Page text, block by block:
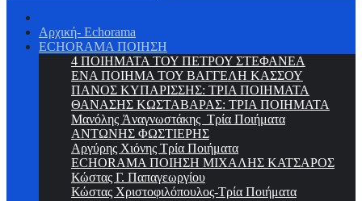
Αρχική- Echorama
ECHORAMA ΠΟΙΗΣΗ
4 ΠΟΙΗΜΑΤΑ ΤΟΥ ΠΕΤΡΟΥ ΣΤΕΦΑΝΕΑ
ΕΝΑ ΠΟΙΗΜΑ ΤΟΥ ΒΑΓΓΕΛΗ ΚΑΣΣΟΥ
ΠΑΝΟΣ ΚΥΠΑΡΙΣΣΗΣ: ΤΡΙΑ ΠΟΙΗΜΑΤΑ
ΘΑΝΑΣΗΣ ΚΩΣΤΑΒΑΡΑΣ: ΤΡΙΑ ΠΟΙΗΜΑΤΑ
Μανόλης Ἀναγνωστάκης Τρία Ποιήματα
ΑΝΤΩΝΗΣ ΦΩΣΤΙΕΡΗΣ
Αργύρης Χιόνης Τρία Ποιήματα
ECHORAMA ΠΟΙΗΣΗ ΜΙΧΑΛΗΣ ΚΑΤΣΑΡΟΣ
Κώστας Γ. Παπαγεωργίου
Κώστας Χριστοφιλόπουλος-Τρία Ποιήματα